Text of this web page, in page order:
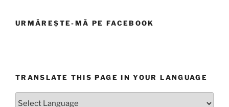
URMĂREȘTE-MĂ PE FACEBOOK
TRANSLATE THIS PAGE IN YOUR LANGUAGE